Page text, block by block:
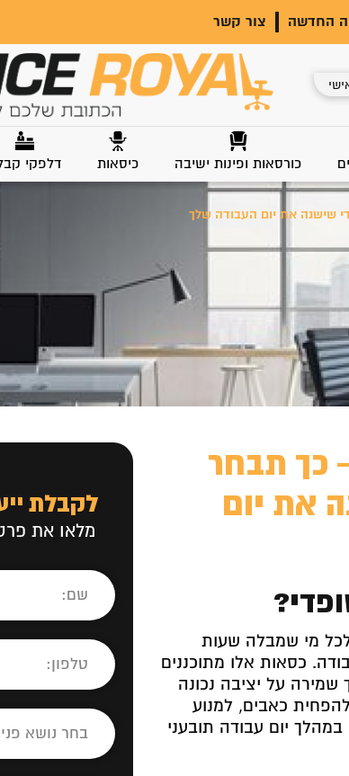
החדשה צור קשר
כורסאות ופינות ישיבה כיסאות דלפקי
שישנה את יום העבודה שלך
כך תבחר
את יום
לכל מי שמבלה שעות
כסאות אלו מתוכננים
שמירה על יציבה נכונה
להפחית כאבים, למנוע
במהלך יום עבודה תובעני
לקבלת
מלאו את